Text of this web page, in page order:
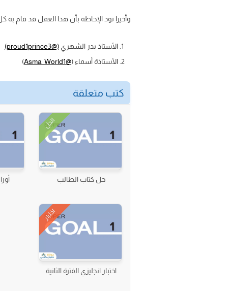
وأخيرا نود الإحاطة بأن هذا العمل قد قام به
الأستاذ بدر الشهري (@proud1prince3)
الأستاذة أسماء (@Asma_World1
)
كتب متعلقة
الحل
حل كتاب الطالب
اختبار
اختبار انجليزي الفترة الثانية